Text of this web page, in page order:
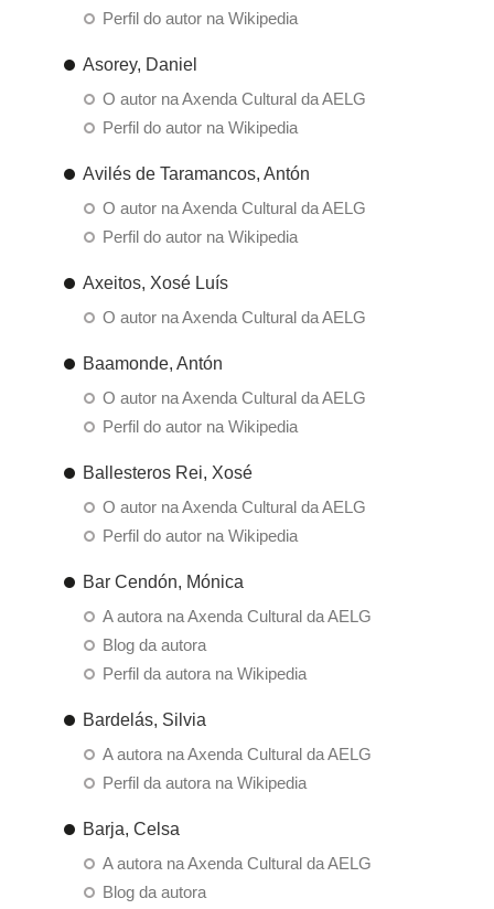
Perfil do autor na Wikipedia
Asorey, Daniel
O autor na Axenda Cultural da AELG
Perfil do autor na Wikipedia
Avilés de Taramancos, Antón
O autor na Axenda Cultural da AELG
Perfil do autor na Wikipedia
Axeitos, Xosé Luís
O autor na Axenda Cultural da AELG
Baamonde, Antón
O autor na Axenda Cultural da AELG
Perfil do autor na Wikipedia
Ballesteros Rei, Xosé
O autor na Axenda Cultural da AELG
Perfil do autor na Wikipedia
Bar Cendón, Mónica
A autora na Axenda Cultural da AELG
Blog da autora
Perfil da autora na Wikipedia
Bardelás, Silvia
A autora na Axenda Cultural da AELG
Perfil da autora na Wikipedia
Barja, Celsa
A autora na Axenda Cultural da AELG
Blog da autora